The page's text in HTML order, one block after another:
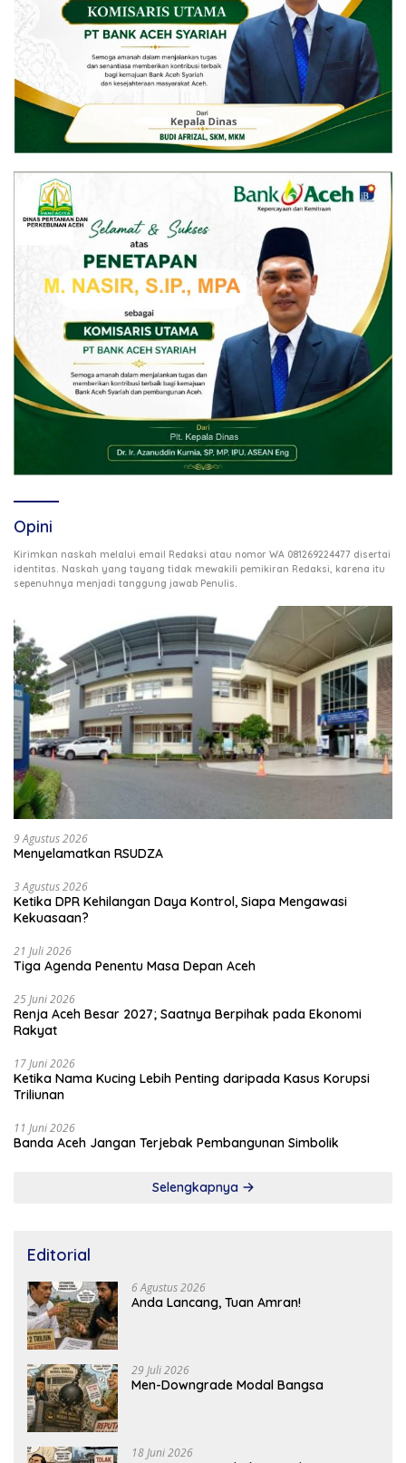
Opini
Kirimkan naskah melalui email Redaksi atau nomor WA 081269224477 disertai
identitas. Naskah yang tayang tidak mewakili pemikiran Redaksi, karena itu
sepenuhnya menjadi tanggung jawab Penulis
9 Agustus 2026
Menyelamatkan RSUDZA
3 Agustus 2026
Ketika DPR Kehilangan Daya Kontrol, Siapa Mengawasi
Kekuasaan?
21 Juli 2026
Tiga Agenda Penentu Masa Depan Aceh
25 Juni 2026
Renja Aceh Besar 2027; Saatnya Berpihak pada Ekonomi
Rakyat
17 Juni 2026
Ketika Nama Kucing Lebih Penting daripada Kasus Korupsi
Triliunan
11 Juni 2026
Banda Aceh Jangan Terjebak Pembangunan Simbolik
Selengkapnya
Editorial
6 Agustus 2026
Anda Lancang, Tuan Amran!
29 Juli 2026
Men-Downgrade Modal Bangsa
18 Juni 2026